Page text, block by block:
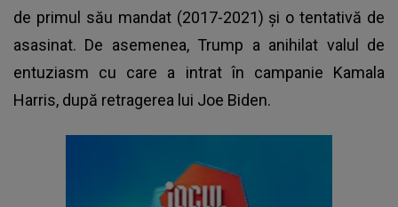
de primul său mandat (2017-2021) și o tentativă de
asasinat. De asemenea, Trump a anihilat valul de
entuziasm cu care a intrat în campanie Kamala
Harris, după retragerea lui Joe Biden.